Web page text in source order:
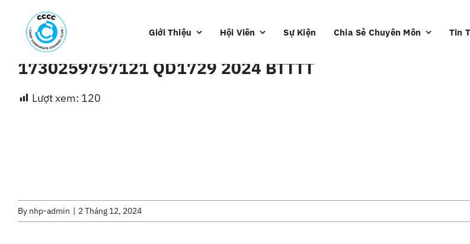
content
Giới Thiệu Hội Viên Sự Kiện Chia Sẻ Chuyên Môn Tin
1730259757121 QD1729 2024 BTTTT
Lượt xem: 120
By nhp-admin | 2 Tháng 12, 2024